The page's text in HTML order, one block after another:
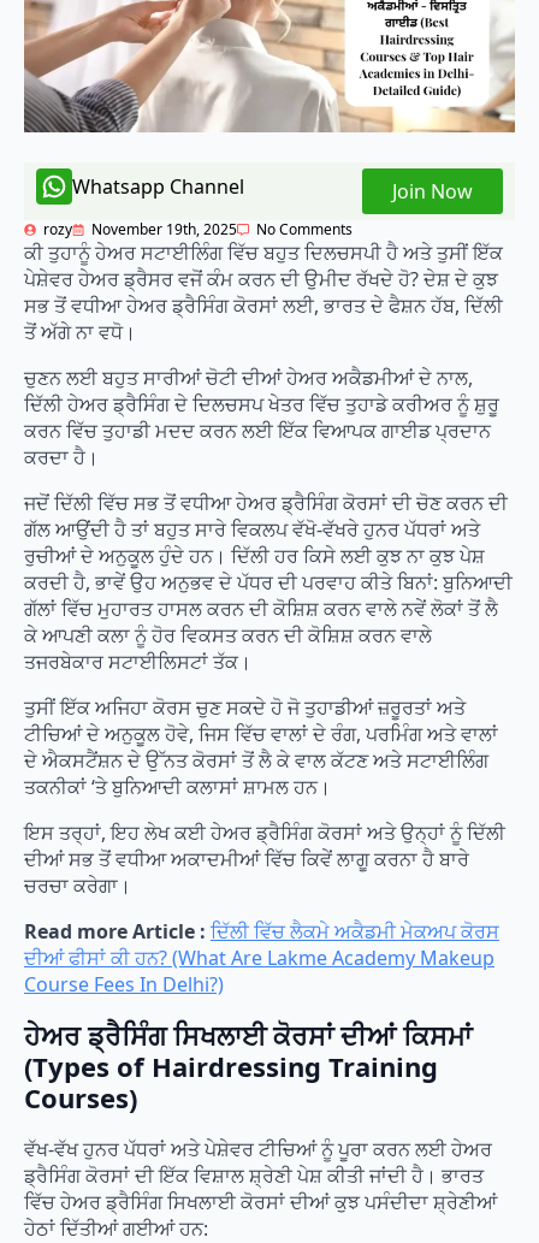
Whatsapp Channel Join Now
rozy November 19th, 2025 No Comments
ਕੀ ਤੁਹਾਨੂੰ ਹੇਅਰ ਸਟਾਈਲਿੰਗ ਵਿੱਚ ਬਹੁਤ ਦਿਲਚਸਪੀ ਹੈ ਅਤੇ ਤੁਸੀਂ ਇੱਕ
ਪੇਸ਼ੇਵਰ ਹੇਅਰ ਡ੍ਰੈਸਰ ਵਜੋਂ ਕੰਮ ਕਰਨ ਦੀ ਉਮੀਦ ਰੱਖਦੇ ਹੋ? ਦੇਸ਼ ਦੇ ਕੁਝ
ਸਭ ਤੋਂ ਵਧੀਆ ਹੇਅਰ ਡ੍ਰੈਸਿੰਗ ਕੋਰਸਾਂ ਲਈ, ਭਾਰਤ ਦੇ ਫੈਸ਼ਨ ਹੱਬ, ਦਿੱਲੀ
ਤੋਂ ਅੱਗੇ ਨਾ ਵਧੋ।
ਚੁਣਨ ਲਈ ਬਹੁਤ ਸਾਰੀਆਂ ਚੋਟੀ ਦੀਆਂ ਹੇਅਰ ਅਕੈਡਮੀਆਂ ਦੇ ਨਾਲ,
ਦਿੱਲੀ ਹੇਅਰ ਡ੍ਰੈਸਿੰਗ ਦੇ ਦਿਲਚਸਪ ਖੇਤਰ ਵਿੱਚ ਤੁਹਾਡੇ ਕਰੀਅਰ ਨੂੰ ਸ਼ੁਰੂ
ਕਰਨ ਵਿੱਚ ਤੁਹਾਡੀ ਮਦਦ ਕਰਨ ਲਈ ਇੱਕ ਵਿਆਪਕ ਗਾਈਡ ਪ੍ਰਦਾਨ
ਕਰਦਾ ਹੈ।
ਜਦੋਂ ਦਿੱਲੀ ਵਿੱਚ ਸਭ ਤੋਂ ਵਧੀਆ ਹੇਅਰ ਡ੍ਰੈਸਿੰਗ ਕੋਰਸਾਂ ਦੀ ਚੋਣ ਕਰਨ ਦੀ
ਗੱਲ ਆਉਂਦੀ ਹੈ ਤਾਂ ਬਹੁਤ ਸਾਰੇ ਵਿਕਲਪ ਵੱਖੋ-ਵੱਖਰੇ ਹੁਨਰ ਪੱਧਰਾਂ ਅਤੇ
ਰੁਚੀਆਂ ਦੇ ਅਨੁਕੂਲ ਹੁੰਦੇ ਹਨ। ਦਿੱਲੀ ਹਰ ਕਿਸੇ ਲਈ ਕੁਝ ਨਾ ਕੁਝ ਪੇਸ਼
ਕਰਦੀ ਹੈ, ਭਾਵੇਂ ਉਹ ਅਨੁਭਵ ਦੇ ਪੱਧਰ ਦੀ ਪਰਵਾਹ ਕੀਤੇ ਬਿਨਾਂ: ਬੁਨਿਆਦੀ
ਗੱਲਾਂ ਵਿੱਚ ਮੁਹਾਰਤ ਹਾਸਲ ਕਰਨ ਦੀ ਕੋਸ਼ਿਸ਼ ਕਰਨ ਵਾਲੇ ਨਵੇਂ ਲੋਕਾਂ ਤੋਂ ਲੈ
ਕੇ ਆਪਣੀ ਕਲਾ ਨੂੰ ਹੋਰ ਵਿਕਸਤ ਕਰਨ ਦੀ ਕੋਸ਼ਿਸ਼ ਕਰਨ ਵਾਲੇ
ਤਜਰਬੇਕਾਰ ਸਟਾਈਲਿਸਟਾਂ ਤੱਕ।
ਤੁਸੀਂ ਇੱਕ ਅਜਿਹਾ ਕੋਰਸ ਚੁਣ ਸਕਦੇ ਹੋ ਜੋ ਤੁਹਾਡੀਆਂ ਜ਼ਰੂਰਤਾਂ ਅਤੇ
ਟੀਚਿਆਂ ਦੇ ਅਨੁਕੂਲ ਹੋਵੇ, ਜਿਸ ਵਿੱਚ ਵਾਲਾਂ ਦੇ ਰੰਗ, ਪਰਮਿੰਗ ਅਤੇ ਵਾਲਾਂ
ਦੇ ਐਕਸਟੈਂਸ਼ਨ ਦੇ ਉੱਨਤ ਕੋਰਸਾਂ ਤੋਂ ਲੈ ਕੇ ਵਾਲ ਕੱਟਣ ਅਤੇ ਸਟਾਈਲਿੰਗ
ਤਕਨੀਕਾਂ ‘ਤੇ ਬੁਨਿਆਦੀ ਕਲਾਸਾਂ ਸ਼ਾਮਲ ਹਨ।
ਇਸ ਤਰ੍ਹਾਂ, ਇਹ ਲੇਖ ਕਈ ਹੇਅਰ ਡ੍ਰੈਸਿੰਗ ਕੋਰਸਾਂ ਅਤੇ ਉਨ੍ਹਾਂ ਨੂੰ ਦਿੱਲੀ
ਦੀਆਂ ਸਭ ਤੋਂ ਵਧੀਆ ਅਕਾਦਮੀਆਂ ਵਿੱਚ ਕਿਵੇਂ ਲਾਗੂ ਕਰਨਾ ਹੈ ਬਾਰੇ
ਚਰਚਾ ਕਰੇਗਾ।
Read more Article : ਦਿੱਲੀ ਵਿੱਚ ਲੈਕਮੇ ਅਕੈਡਮੀ ਮੇਕਅਪ ਕੋਰਸ
ਦੀਆਂ ਫੀਸਾਂ ਕੀ ਹਨ? (What Are Lakme Academy Makeup
Course Fees In Delhi?)
ਹੇਅਰ ਡ੍ਰੈਸਿੰਗ ਸਿਖਲਾਈ ਕੋਰਸਾਂ ਦੀਆਂ ਕਿਸਮਾਂ
(Types of Hairdressing Training
Courses)
ਵੱਖ-ਵੱਖ ਹੁਨਰ ਪੱਧਰਾਂ ਅਤੇ ਪੇਸ਼ੇਵਰ ਟੀਚਿਆਂ ਨੂੰ ਪੂਰਾ ਕਰਨ ਲਈ ਹੇਅਰ
ਡ੍ਰੈਸਿੰਗ ਕੋਰਸਾਂ ਦੀ ਇੱਕ ਵਿਸ਼ਾਲ ਸ਼੍ਰੇਣੀ ਪੇਸ਼ ਕੀਤੀ ਜਾਂਦੀ ਹੈ। ਭਾਰਤ
ਵਿੱਚ ਹੇਅਰ ਡ੍ਰੈਸਿੰਗ ਸਿਖਲਾਈ ਕੋਰਸਾਂ ਦੀਆਂ ਕੁਝ ਪਸੰਦੀਦਾ ਸ਼੍ਰੇਣੀਆਂ
ਹੇਠਾਂ ਦਿੱਤੀਆਂ ਗਈਆਂ ਹਨ: